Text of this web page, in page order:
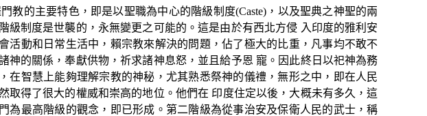
教的主要特色，即是以聖職為中心的階級制度(Caste) ，以及聖典之神聖的兩
級制度是世襲的，永無變更之可能的。這是由於有西北方侵 入印度的雅利安
活動和日常生活中，賴宗教來解決的問題，佔了極大的比重，凡事均不敢不
神的關係，奉獻供物，祈求諸神息怒，並且給予恩 寵。因此終日以祀神為務
在智慧上能夠理解宗教的神秘，尤其熟悉祭神的儀禮，無形之中，即在人民
取得了很大的權威和崇高的地位。他們在 印度住定以後，大概未有多久，這
為最高階級的觀念，即已形成。第二階級為從事治安及保衛人民的武士，稱